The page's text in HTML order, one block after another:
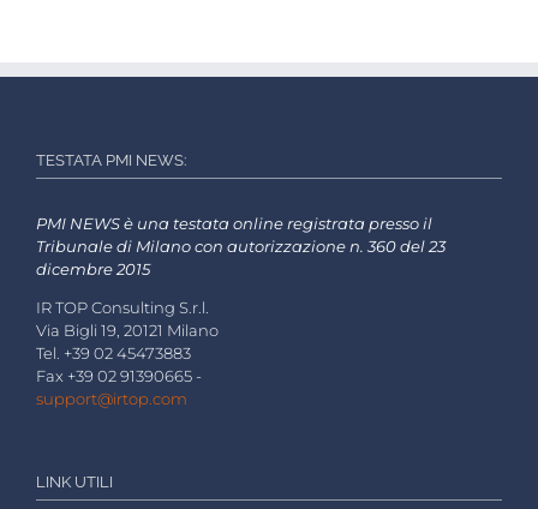
TESTATA PMI NEWS:
PMI NEWS è una testata online registrata presso il
Tribunale di Milano con autorizzazione n. 360 del 23
dicembre 2015
IR TOP Consulting S.r.l.
Via Bigli 19, 20121 Milano
Tel. +39 02 45473883
Fax +39 02 91390665 -
support@irtop.com
LINK UTILI